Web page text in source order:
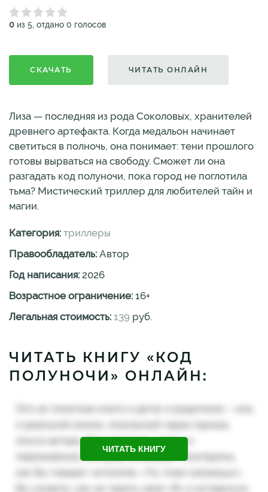
0 из 5, отдано 0 голосов
СКАЧАТЬ ЧИТАТЬ ОНЛАЙН
Лиза — последняя из рода Соколовых, хранителей
древнего артефакта. Когда медальон начинает
светиться в полночь, она понимает: тени прошлого
готовы вырваться на свободу. Сможет ли она
разгадать код полуночи, пока город не поглотила
тьма? Мистический триллер для любителей тайн и
магии.
Категория: триллеры
Правообладатель: Автор
Год написания: 2026
Возрастное ограничение: 16+
Легальная стоимость: 139 руб.
ЧИТАТЬ КНИГУ «КОД
ПОЛУНОЧИ» ОНЛАЙН:
ЧИТАТЬ КНИГУ